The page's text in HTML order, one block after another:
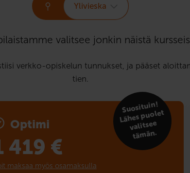
Ylivieska
valitsee jonkin näistä
verkko-opiskelun tunnukset, ja pääset
tien.
Optimi
Suosituin!
Lähes puolet
valitsee
tä
män.
419 €
maksaa myös osamaksulla